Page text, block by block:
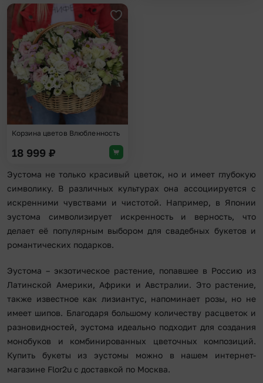
Корзина цветов Влюбленность
18 999 ₽
Эустома не только красивый цветок, но и имеет глубокую
символику. В различных культурах она ассоциируется с
искренними чувствами и чистотой. Например, в Японии
эустома символизирует искренность и верность, что
делает её популярным выбором для свадебных букетов и
романтических подарков.
Эустома – экзотическое растение, попавшее в Россию из
Латинской Америки, Африки и Австралии. Это растение,
также известное как лизиантус, напоминает розы, но не
имеет шипов. Благодаря большому количеству расцветок и
разновидностей, эустома идеально подходит для создания
монобуков и комбинированных цветочных композиций.
Купить букеты из эустомы можно в нашем интернет-
магазине Flor2u с доставкой по Москва.